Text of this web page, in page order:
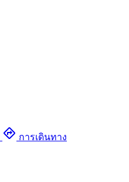
directions การเดินทาง